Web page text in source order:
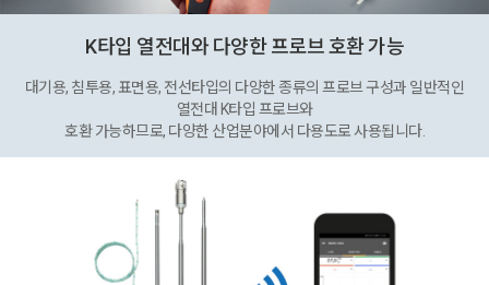
K타입 열전대와 다양한 프로브 호환 가능
대기용, 침투용, 표면용, 전선타입의 다양한 종류의 프로브 구성과 일반적인
열전대 K타입 프로브와
호환 가능하므로, 다양한 산업분야에서 다용도로 사용됩니다.